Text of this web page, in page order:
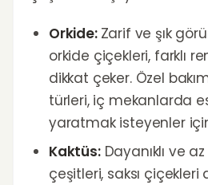
Orkide: Zarif ve şık
orkide çiçekleri, farklı
dikkat çeker. Özel
türleri, iç mekanlarda
yaratmak isteyenler
Kaktüs:Dayanıklı ve
çeşitleri, saksı çiçekleri